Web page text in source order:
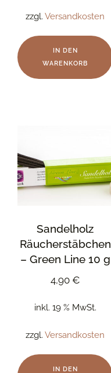
zzgl. Versandkosten
IN DEN
WARENKORB
Sandelholz
Räucherstäbchen
– Green Line 10 g
4,90 €
inkl. 19 % MwSt.
zzgl. Versandkosten
IN DEN